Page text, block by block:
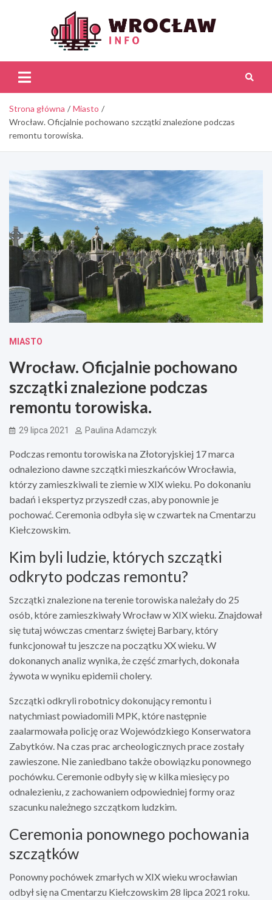
Strona główna
Miasto
Wrocław. Oficjalnie pochowano szczątki znalezione podczas
remontu torowiska.
MIASTO
Wrocław. Oficjalnie pochowano
szczątki znalezione podczas
remontu torowiska.
29 lipca 2021 Paulina Adamczyk
Podczas remontu torowiska na Złotoryjskiej 17 marca
odnaleziono dawne szczątki mieszkańców Wrocławia,
którzy zamieszkiwali te ziemie w XIX wieku. Po dokonaniu
badań i ekspertyz przyszedł czas, aby ponownie je
pochować. Ceremonia odbyła się w czwartek na Cmentarzu
Kiełczowskim.
Kim byli ludzie, których szczątki
odkryto podczas remontu?
Szczątki znalezione na terenie torowiska należały do 25
osób, które zamieszkiwały Wrocław w XIX wieku. Znajdował
się tutaj wówczas cmentarz świętej Barbary, który
funkcjonował tu jeszcze na początku XX wieku. W
dokonanych analiz wynika, że część zmarłych, dokonała
żywota w wyniku epidemii cholery.
Szczątki odkryli robotnicy dokonujący remontu i
natychmiast powiadomili MPK, które następnie
zaalarmowała policję oraz Wojewódzkiego Konserwatora
Zabytków. Na czas prac archeologicznych prace zostały
zawieszone. Nie zaniedbano także obowiązku ponownego
pochówku. Ceremonie odbyły się w kilka miesięcy po
odnalezieniu, z zachowaniem odpowiedniej formy oraz
szacunku należnego szczątkom ludzkim.
Ceremonia ponownego pochowania
szczątków
Ponowny pochówek zmarłych w XIX wieku wrocławian
odbył się na Cmentarzu Kiełczowskim 28 lipca 2021 roku.